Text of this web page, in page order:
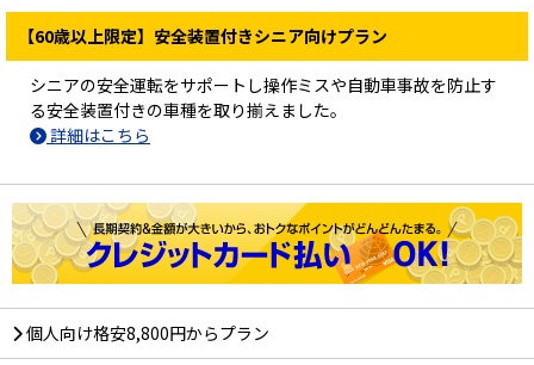
【60歳以上限定】安全装置付きシニア向けプラン
シニアの安全運転をサポートし操作ミスや自動車事故を防止す
る安全装置付きの車種を取り揃えました。
詳細はこちら
個人向け格安8,800円からプラン